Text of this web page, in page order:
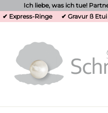
Ich liebe, was ich tue!
✔ Express-Ringe ✔ Gravur ß